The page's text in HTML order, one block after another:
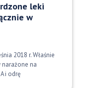
leki
w
2018 r. Właśnie
na
i odrę